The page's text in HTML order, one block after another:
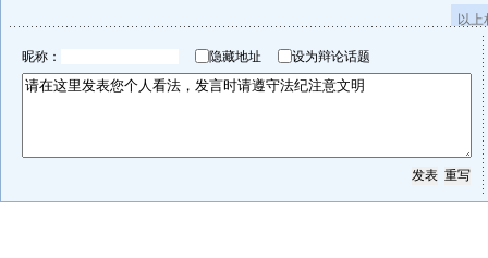
以
昵称： 隐藏地址 设为辩论话题